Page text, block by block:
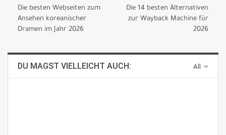
Die besten Webseiten zum
Ansehen koreanischer
Dramen im Jahr 2026
Die 14 besten Alternativen
zur Wayback Machine für
2026
All
DU MAGST VIELLEICHT AUCH: